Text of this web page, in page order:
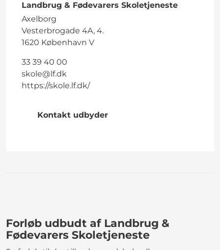
Landbrug & Fødevarers Skoletjeneste
Axelborg
Vesterbrogade 4A, 4.
1620 København V
33 39 40 00
skole@lf.dk
https://skole.lf.dk/
Kontakt udbyder
Forløb udbudt af Landbrug &
Fødevarers Skoletjeneste